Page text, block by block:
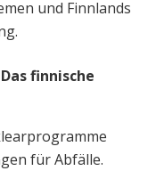
und Finnlands
finnische
für Abfälle.